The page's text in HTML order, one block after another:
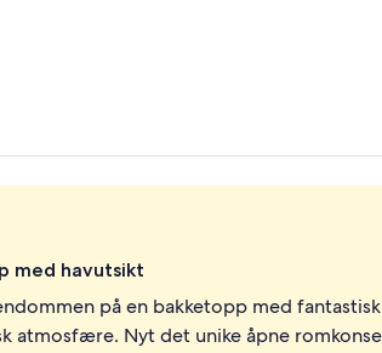
med havutsikt
på en bakketopp med
atmosfære. Nyt det unike åpne